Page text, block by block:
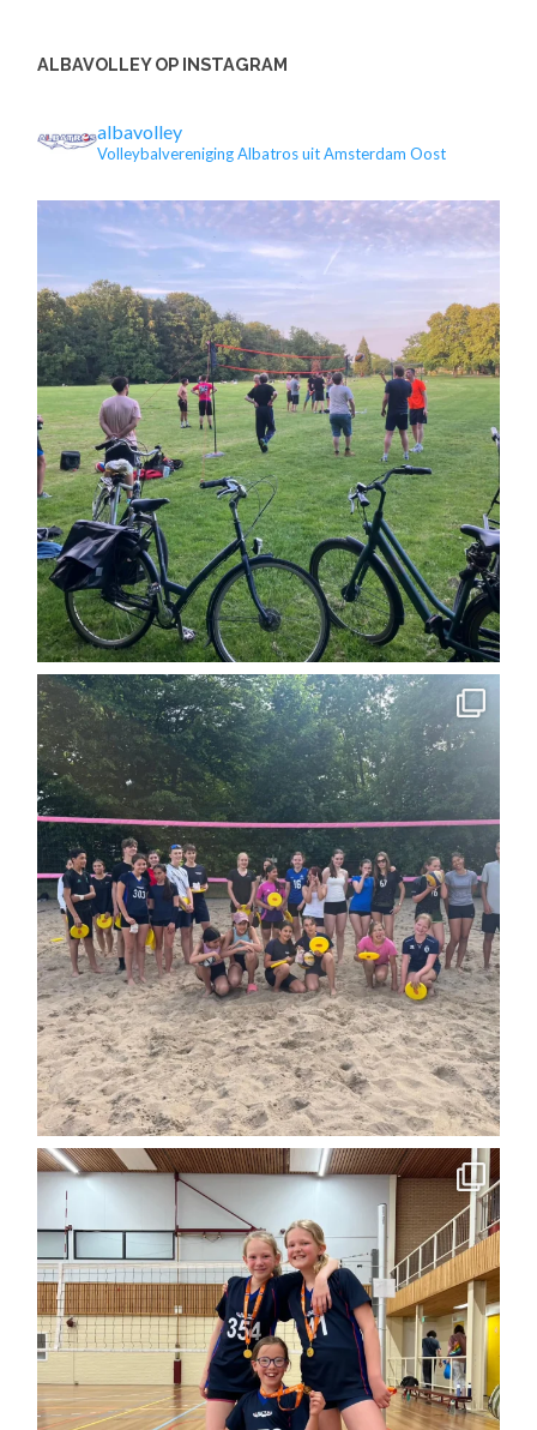
ALBAVOLLEY OP INSTAGRAM
albavolley
Volleybalvereniging Albatros uit Amsterdam Oost